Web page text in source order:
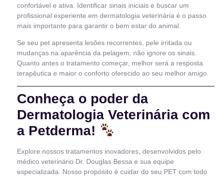
confortável e ativa. Identificar sinais iniciais e buscar um
profissional experiente em dermatologia veterinária é o passo
mais importante para garantir o bem estar do animal.
Se seu pet apresenta lesões recorrentes, pele irritada ou
mudanças na aparência da pelagem, não ignore os sinais.
Quanto antes o tratamento começar, melhor será a resposta
terapêutica e maior o conforto oferecido ao seu melhor amigo.
Conheça o poder da
Dermatologia Veterinária com
a Petderma!
Explore nossos tratamentos inovadores, desenvolvidos pelo
médico veterinário Dr. Douglas Bessa e sua equipe
especializada. Nosso propósito é cuidar do seu PET com todo